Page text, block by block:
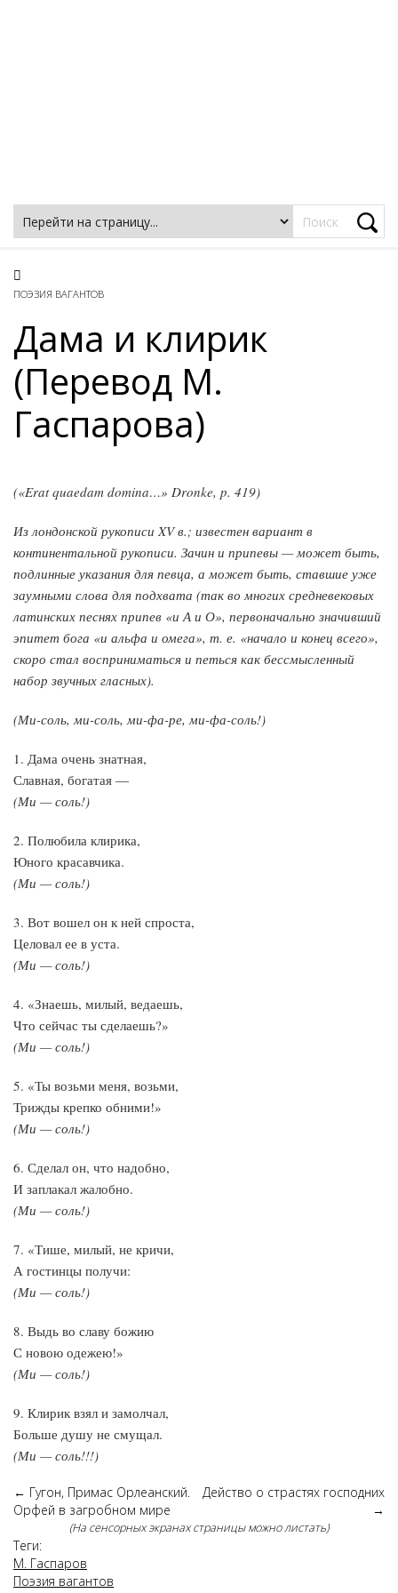
ПОЭЗИЯ ВАГАНТОВ
Дама и клирик
(Перевод М.
Гаспарова)
(«Erat quaedam domina…» Dronke, p. 419)
Из лондонской рукописи XV в.; известен вариант в
континентальной рукописи. Зачин и припевы — может быть,
подлинные указания для певца, а может быть, ставшие уже
заумными слова для подхвата (так во многих средневековых
латинских песнях припев «и А и О», первоначально значивший
эпитет бога «и альфа и омега», т. е. «начало и конец всего»,
скоро стал восприниматься и петься как бессмысленный
набор звучных гласных).
(Ми-соль, ми-соль, ми-фа-ре, ми-фа-соль!)
1. Дама очень знатная,
Славная, богатая —
(Ми — соль!)
2. Полюбила клирика,
Юного красавчика.
(Ми — соль!)
3. Вот вошел он к ней спроста,
Целовал ее в уста.
(Ми — соль!)
4. «Знаешь, милый, ведаешь,
Что сейчас ты сделаешь?»
(Ми — соль!)
5. «Ты возьми меня, возьми,
Трижды крепко обними!»
(Ми — соль!)
6. Сделал он, что надобно,
И заплакал жалобно.
(Ми — соль!)
7. «Тише, милый, не кричи,
А гостинцы получи:
(Ми — соль!)
8. Выдь во славу божию
С новою одежею!»
(Ми — соль!)
9. Клирик взял и замолчал,
Больше душу не смущал.
(Ми — соль!!!)
← Гугон, Примас Орлеанский.
Орфей в загробном мире
Действо о страстях господних
→
(На сенсорных экранах страницы можно листать)
Теги:
М. Гаспаров
Поэзия вагантов